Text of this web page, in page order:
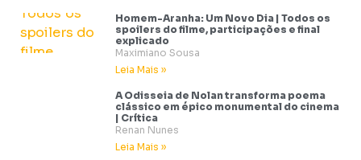
Homem-Aranha: Um Novo Dia | Todos os
spoilers do filme, participações e final
explicado
Maximiano Sousa
Leia Mais »
A Odisseia de Nolan transforma poema
clássico em épico monumental do cinema
| Crítica
Renan Nunes
Leia Mais »